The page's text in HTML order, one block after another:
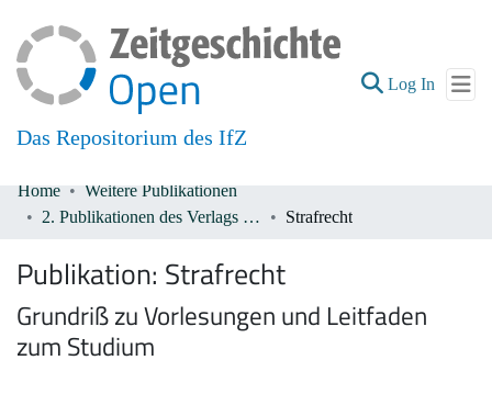
Das Repositorium des IfZ
Log In (current)
Communities & Collections
Home
Weitere Publikationen
2. Publikationen des Verlags De Gruyter 1933-1945
Strafrecht
Publikation: Strafrecht
Grundriß zu Vorlesungen und Leitfaden
zum Studium